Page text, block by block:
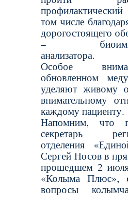
том числе
дорогостоящего
–
анализатора.
Особое
обновленном
уделяют живому
внимательному
каждому пациенту.
Напомним, что
секретарь
отделения
Сергей Носов в
прошедшем 2
«Колыма Плюс»,
вопросы